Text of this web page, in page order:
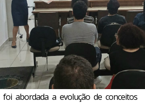
foi abordada a evolução de conceitos